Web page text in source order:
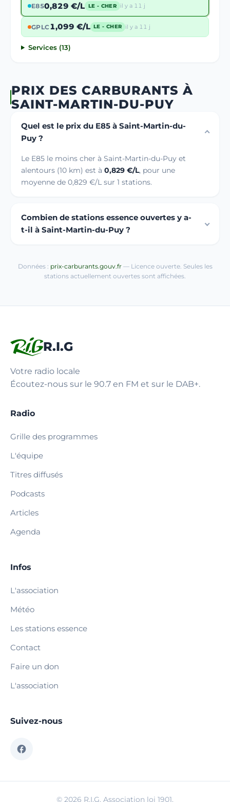
E850,829 €/L LE - CHER il y a 11 j
GPLC1,099 €/L LE - CHER il y a 11 j
Services (13)
PRIX DES CARBURANTS À
SAINT-MARTIN-DU-PUY
Quel est le prix du E85 à Saint-Martin-du-
Puy ?
Le E85 le moins cher à Saint-Martin-du-Puy et
alentours (10 km) est à 0,829 €/L, pour une
moyenne de 0,829 €/L sur 1 stations.
Combien de stations essence ouvertes y a-
t-il à Saint-Martin-du-Puy ?
Données : prix-carburants.gouv.fr— Licence ouverte. Seules les
stations actuellement ouvertes sont affichées.
R.I.G
Votre radio locale
Écoutez-nous sur le 90.7 en FM et sur le DAB+.
Radio
Grille des programmes
L'équipe
Titres diffusés
Podcasts
Articles
Agenda
Infos
L'association
Météo
Les stations essence
Contact
Faire un don
L'association
Suivez-nous
© 2026 R.I.G. Association loi 1901.